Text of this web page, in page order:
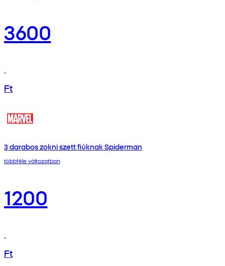
3600
Ft
3 darabos zokni szett fiúknak Spiderman
többféle változatban
1200
Ft